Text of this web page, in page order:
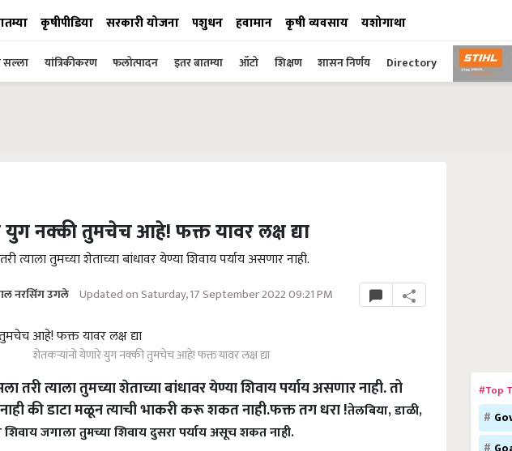
कृषीपीडिया सरकारी योजना पशुधन हवामान कृषी व्यवसाय यशोगाथा
सल्ला यांत्रिकीकरण फलोत्पादन इतर बातम्या ऑटो शिक्षण शासन निर्णय Directory
युग नक्की तुमचेच आहे! फक्त यावर लक्ष द्या
त्याला तुमच्या शेताच्या बांधावर येण्या शिवाय पर्याय असणार नाही.
नरसिंग उगले Updated on Saturday, 17 September 2022 09:21 PM
शेतकऱ्यांनो येणारे युग नक्की तुमचेच आहे! फक्त यावर लक्ष द्या
तरी त्याला तुमच्या शेताच्या बांधावर येण्या शिवाय पर्याय असणार नाही. तो
की डाटा मळून त्याची भाकरी करू शकत नाही.फक्त तग धरा !तेलबिया, डाळी,
शिवाय जगाला तुमच्या शिवाय दुसरा पर्याय असूच शकत नाही.
#Top